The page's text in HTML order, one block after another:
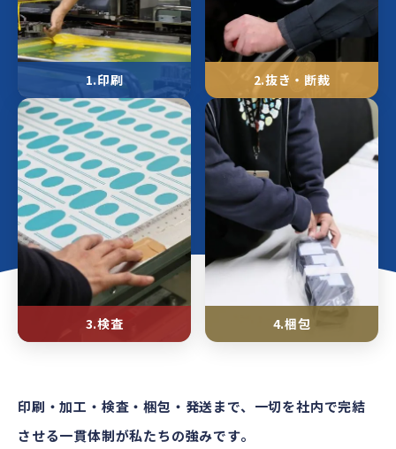
1.印刷 2.抜き・断裁
3.検査 4.梱包
印刷・加工・検査・梱包・発送まで、一切を社内で完結
させる一貫体制が私たちの強みです。